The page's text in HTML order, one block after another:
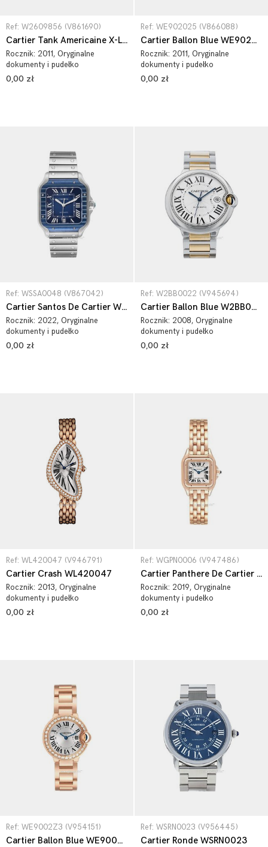
Ref: W2609856 (V861690)
Cartier Tank Americaine X-Large W2609856
Rocznik: 2011, Oryginalne
dokumenty i pudełko
0,00 zł
Ref: WE902025 (V866088)
Cartier Ballon Blue WE902025
Rocznik: 2011, Oryginalne
dokumenty i pudełko
0,00 zł
Ref: WSSA0048 (V867042)
Cartier Santos De Cartier WSSA0048
Rocznik: 2022, Oryginalne
dokumenty i pudełko
0,00 zł
Ref: W2BB0022 (V945694)
Cartier Ballon Blue W2BB0022
Rocznik: 2008, Oryginalne
dokumenty i pudełko
0,00 zł
Ref: WL420047 (V946791)
Cartier Crash WL420047
Rocznik: 2013, Oryginalne
dokumenty i pudełko
0,00 zł
Ref: WGPN0006 (V947486)
Cartier Panthere De Cartier WGPN0006
Rocznik: 2019, Oryginalne
dokumenty i pudełko
0,00 zł
Ref: WE9002Z3 (V954151)
Cartier Ballon Blue WE9002Z3
Ref: WSRN0023 (V956445)
Cartier Ronde WSRN0023